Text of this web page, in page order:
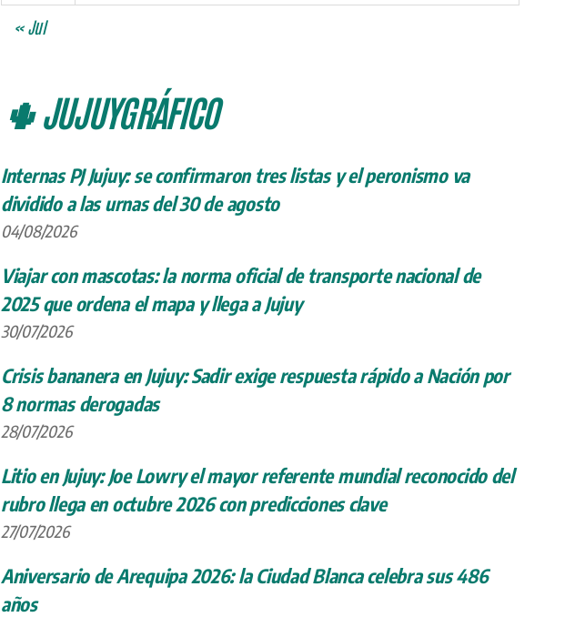
« Jul
🌵 JUJUYGRÁFICO
Internas PJ Jujuy: se confirmaron tres listas y el peronismo va
dividido a las urnas del 30 de agosto
04/08/2026
Viajar con mascotas: la norma oficial de transporte nacional de
2025 que ordena el mapa y llega a Jujuy
30/07/2026
Crisis bananera en Jujuy: Sadir exige respuesta rápido a Nación por
8 normas derogadas
28/07/2026
Litio en Jujuy: Joe Lowry el mayor referente mundial reconocido del
rubro llega en octubre 2026 con predicciones clave
27/07/2026
Aniversario de Arequipa 2026: la Ciudad Blanca celebra sus 486
años